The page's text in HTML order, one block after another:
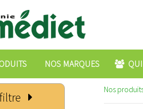
NOS MARQUES QUI
Nos